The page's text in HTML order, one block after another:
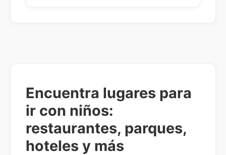
Encuentra lugares para
ir con niños:
restaurantes, parques,
hoteles y más